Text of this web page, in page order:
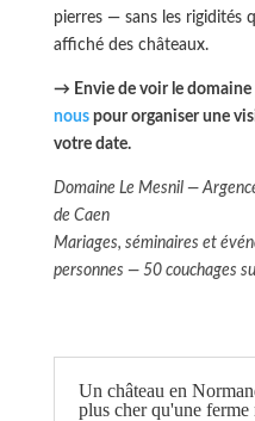
pierres — sans les rigidités
affiché des châteaux.
→ Envie de voir le domaine
nouspour organiser une
votre date.
Domaine Le Mesnil —
de Caen
Mariages, séminaires et
personnes — 50 couchages
Un château en
plus cher qu'une ferme